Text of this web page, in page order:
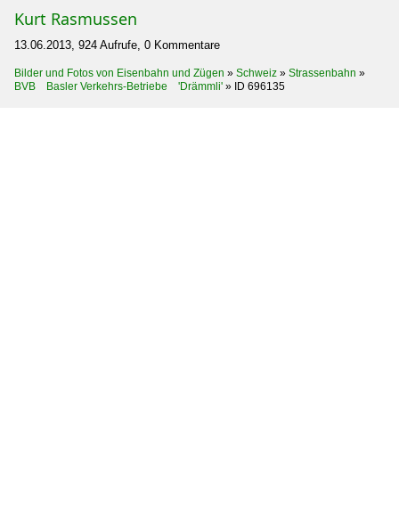
Kurt Rasmussen
13.06.2013, 924 Aufrufe, 0 Kommentare
Bilder und Fotos von Eisenbahn und Zügen » Schweiz » Strassenbahn »
BVB Basler Verkehrs-Betriebe 'Drämmli' » ID 696135